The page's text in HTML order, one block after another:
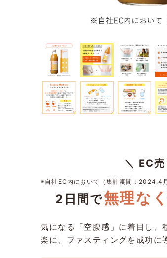
＼ EC
※自社EC内において（集計期間：2024.4
2日間で無理な
気になる「空腹感」に着目し、
楽に、ファスティングを成功に